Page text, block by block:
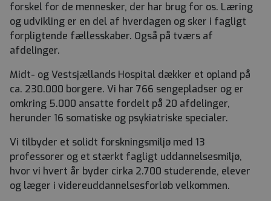
forskel for de mennesker, der har brug for os. Læring
og udvikling er en del af hverdagen og sker i fagligt
forpligtende fællesskaber. Også på tværs af
afdelinger.
Midt- og Vestsjællands Hospital dækker et opland på
ca. 230.000 borgere. Vi har 766 sengepladser og er
omkring 5.000 ansatte fordelt på 20 afdelinger,
herunder 16 somatiske og psykiatriske specialer.
Vi tilbyder et solidt forskningsmiljø med 13
professorer og et stærkt fagligt uddannelsesmiljø,
hvor vi hvert år byder cirka 2.700 studerende, elever
og læger i videreuddannelsesforløb velkommen.